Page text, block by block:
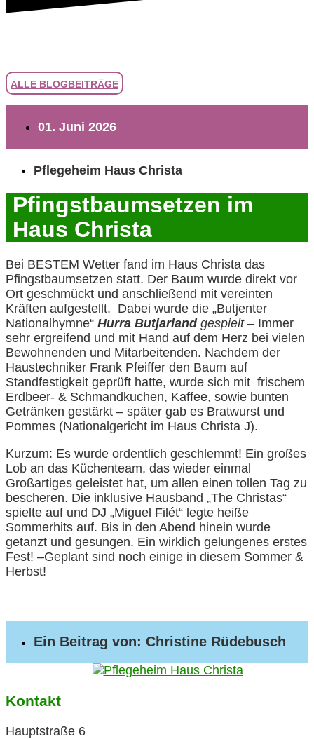
ALLE BLOGBEITRÄGE
01. Juni 2026
Pflegeheim Haus Christa
Pfingstbaumsetzen im
Haus Christa
Bei BESTEM Wetter fand im Haus Christa das
Pfingstbaumsetzen statt. Der Baum wurde direkt vor
Ort geschmückt und anschließend mit vereinten
Kräften aufgestellt. Dabei wurde die „Butjenter
Nationalhymne“ Hurra Butjarlandgespielt – Immer
sehr ergreifend und mit Hand auf dem Herz bei vielen
Bewohnenden und Mitarbeitenden. Nachdem der
Haustechniker Frank Pfeiffer den Baum auf
Standfestigkeit geprüft hatte, wurde sich mit frischem
Erdbeer- & Schmandkuchen, Kaffee, sowie bunten
Getränken gestärkt – später gab es Bratwurst und
Pommes (Nationalgericht im Haus Christa J).
Kurzum: Es wurde ordentlich geschlemmt! Ein großes
Lob an das Küchenteam, das wieder einmal
Großartiges geleistet hat, um allen einen tollen Tag zu
bescheren. Die inklusive Hausband „The Christas“
spielte auf und DJ „Miguel Filét“ legte heiße
Sommerhits auf. Bis in den Abend hinein wurde
getanzt und gesungen. Ein wirklich gelungenes erstes
Fest! –Geplant sind noch einige in diesem Sommer &
Herbst!
Ein Beitrag von: Christine Rüdebusch
Kontakt
Hauptstraße 6